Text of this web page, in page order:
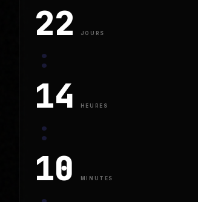
22 JOURS
:
14 HEURES
:
10 MINUTES